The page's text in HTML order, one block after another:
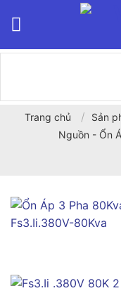
Trang chủ / Sản
Nguồn - Ổn